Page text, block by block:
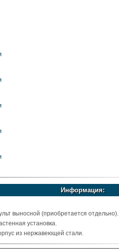
Информация:
выносной (приобретается отдельно).
установка.
из нержавеющей стали.
хром.